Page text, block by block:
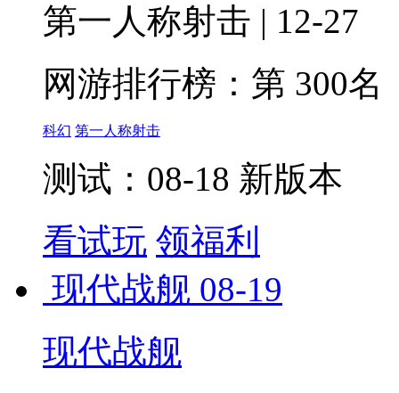
第一人称射击 | 12-27
网游排行榜： 第 300名
科幻 第一人称射击
测试：08-18 新版本
看试玩 领福利
现代战舰 08-19
现代战舰